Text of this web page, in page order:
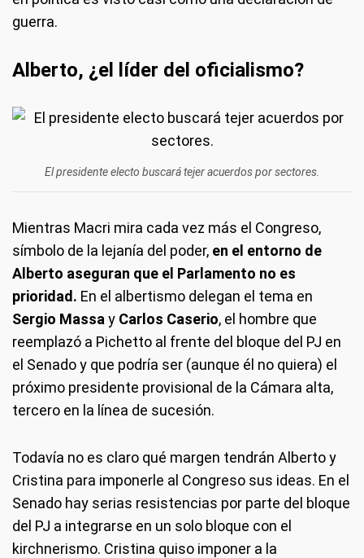
guerra.
Alberto, ¿el líder del oficialismo?
El presidente electo buscará tejer acuerdos por sectores.
Mientras Macri mira cada vez más el Congreso,
símbolo de la lejanía del poder, en el entorno de
Alberto aseguran que el Parlamento no es
prioridad. En el albertismo delegan el tema en
Sergio Massa y Carlos Caserio, el hombre que
reemplazó a Pichetto al frente del bloque del PJ en
el Senado y que podría ser (aunque él no quiera) el
próximo presidente provisional de la Cámara alta,
tercero en la línea de sucesión.
Todavía no es claro qué margen tendrán Alberto y
Cristina para imponerle al Congreso sus ideas. En el
Senado hay serias resistencias por parte del bloque
del PJ a integrarse en un solo bloque con el
kirchnerismo. Cristina quiso imponer a la